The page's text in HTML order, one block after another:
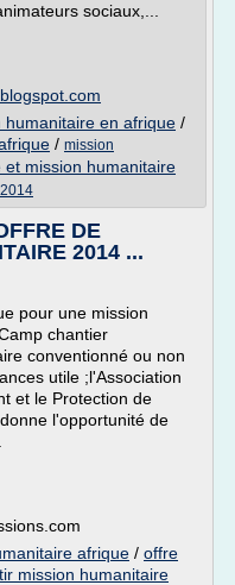
sociaux,...
humanitaire en afrique /
/ mission
et mission humanitaire
DE
2014 ...
pour une mission
chantier
conventionné ou non
utile ;l'Association
et le Protection de
l'opportunité de
afrique / offre
mission humanitaire